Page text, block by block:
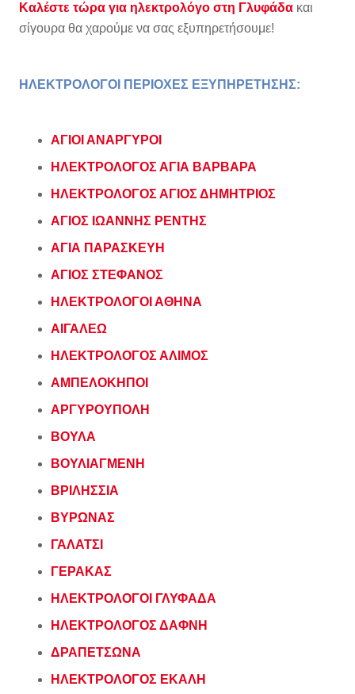
Καλέστε τώρα για ηλεκτρολόγο στη Γλυφάδα και
σίγουρα θα χαρούμε να σας εξυπηρετήσουμε!
ΗΛΕΚΤΡΟΛΟΓΟΙ ΠΕΡΙΟΧΕΣ ΕΞΥΠΗΡΕΤΗΣΗΣ:
ΑΓΙΟΙ ΑΝΑΡΓΥΡΟΙ
ΗΛΕΚΤΡΟΛΟΓΟΣ ΑΓΙΑ ΒΑΡΒΑΡΑ
ΗΛΕΚΤΡΟΛΟΓΟΣ ΑΓΙΟΣ ΔΗΜΗΤΡΙΟΣ
ΑΓΙΟΣ ΙΩΑΝΝΗΣ ΡΕΝΤΗΣ
ΑΓΙΑ ΠΑΡΑΣΚΕΥΗ
ΑΓΙΟΣ ΣΤΕΦΑΝΟΣ
ΗΛΕΚΤΡΟΛΟΓΟΙ ΑΘΗΝΑ
ΑΙΓΑΛΕΩ
ΗΛΕΚΤΡΟΛΟΓΟΣ ΑΛΙΜΟΣ
ΑΜΠΕΛΟΚΗΠΟΙ
ΑΡΓΥΡΟΥΠΟΛΗ
ΒΟΥΛΑ
ΒΟΥΛΙΑΓΜΕΝΗ
ΒΡΙΛΗΣΣΙΑ
ΒΥΡΩΝΑΣ
ΓΑΛΑΤΣΙ
ΓΕΡΑΚΑΣ
ΗΛΕΚΤΡΟΛΟΓΟΙ ΓΛΥΦΑΔΑ
ΗΛΕΚΤΡΟΛΟΓΟΣ ΔΑΦΝΗ
ΔΡΑΠΕΤΣΩΝΑ
ΗΛΕΚΤΡΟΛΟΓΟΣ ΕΚΑΛΗ